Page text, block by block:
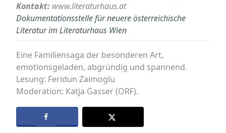
Kontakt: www.literaturhaus.at
Dokumentationsstelle für neuere österreichische
Literatur im Literaturhaus Wien
Eine Familiensaga der besonderen Art,
emotionsgeladen, abgründig und spannend.
Lesung: Feridun Zaimoglu
Moderation: Katja Gasser (ORF).